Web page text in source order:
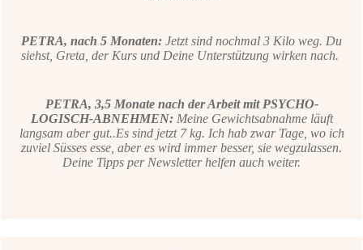
PETRA, nach 5 Monaten: Jetzt sind nochmal 3 Kilo weg. Du
siehst, Greta, der Kurs und Deine Unterstützung wirken nach.
PETRA, 3,5 Monate nach der Arbeit mit PSYCHO-
LOGISCH-ABNEHMEN: Meine Gewichtsabnahme läuft
langsam aber gut..Es sind jetzt 7 kg. Ich hab zwar Tage, wo ich
zuviel Süsses esse, aber es wird immer besser, sie wegzulassen.
Deine Tipps per Newsletter helfen auch weiter.